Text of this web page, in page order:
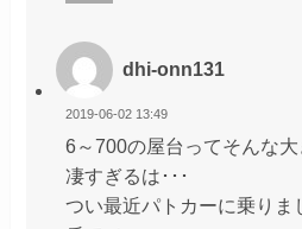
dhi-onn131
2019-06-02 13:49
6～700の屋台ってそんな大
凄すぎるは･･･
つい最近パトカーに乗りま